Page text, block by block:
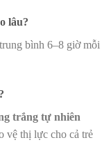
lâu?
bình 6–8 giờ mỗi
trắng tự nhiên
vệ thị lực cho cả trẻ